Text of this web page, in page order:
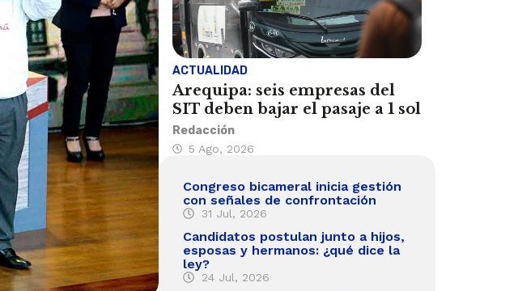
ACTUALIDAD
Arequipa: seis empresas del
SIT deben bajar el pasaje a 1 sol
Redacción
5 Ago, 2026
Congreso bicameral inicia gestión
con señales de confrontación
31 Jul, 2026
Candidatos postulan junto a hijos,
esposas y hermanos: ¿qué dice la
ley?
24 Jul, 2026